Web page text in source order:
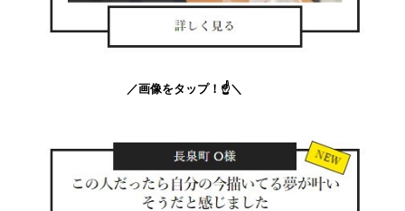
／画像をタップ！☝＼